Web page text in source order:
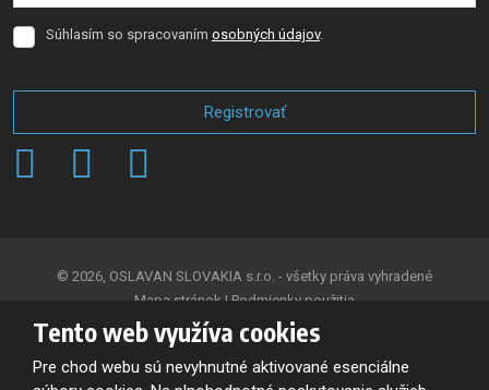
Súhlasím
osobných
Súhlasím so spracovaním osobných údajov.
Registrovať
Formulár
© 2026, OSLAVAN SLOVAKIA s.r.o. - všetky práva vyhradené
Mapa stránok | Podmienky použitia
VYTVORILA
Tento web využíva cookies
Pre chod webu sú nevyhnutné aktivované esenciálne